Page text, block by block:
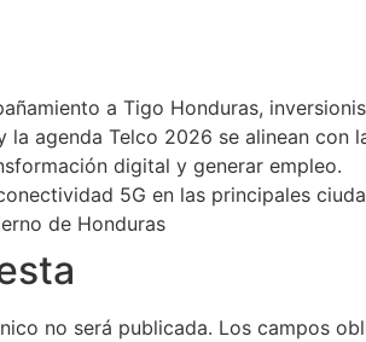
a Tigo Honduras,
la agenda Telco 2026 se alinean
digital y generar empleo.
5G en las principales
de Honduras
no será publicada. Los campos